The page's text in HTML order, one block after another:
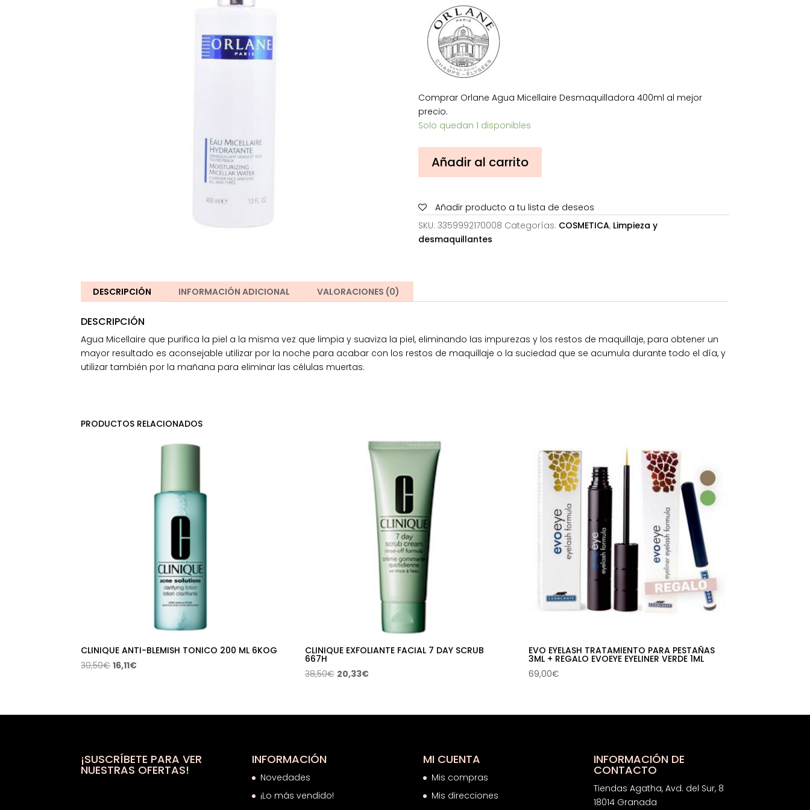
era:
38,00€.
Comprar Orlane Agua Micellaire Desmaquilladora 400ml al mejor
precio.
Solo quedan 1 disponibles
Agua
Micellaire
400ml
cantidad
Añadir al carrito
Añadir producto a tu lista de deseos
SKU: 3359992170008 Categorías: COSMETICA, Limpieza y
desmaquillantes
DESCRIPCIÓN INFORMACIÓN ADICIONAL VALORACIONES (0)
DESCRIPCIÓN
Agua Micellaire que purifica la piel a la misma vez que limpia y suaviza la piel, eliminando las impurezas y los restos de maquillaje, para obtener un
mayor resultado es aconsejable utilizar por la noche para acabar con los restos de maquillaje o la suciedad que se acumula durante todo el día, y
utilizar también por la mañana para eliminar las células muertas.
PRODUCTOS RELACIONADOS
CLINIQUE ANTI-BLEMISH TONICO 200 ML 6KOG
30,50€El
16,11€El
CLINIQUE EXFOLIANTE FACIAL 7 DAY SCRUB
667H
38,50€ El
era:
20,33€El
es:
EVO EYELASH TRATAMIENTO PARA PESTAÑAS
3ML + REGALO EVOEYE EYELINER VERDE 1ML
69,00€
¡SUSCRÍBETE PARA VER
NUESTRAS OFERTAS!
INFORMACIÓN
Novedades
¡Lo más vendido!
MI CUENTA
Mis compras
Mis direcciones
INFORMACIÓN DE
CONTACTO
Tiendas Agatha, Avd. del Sur, 8
18014 Granada